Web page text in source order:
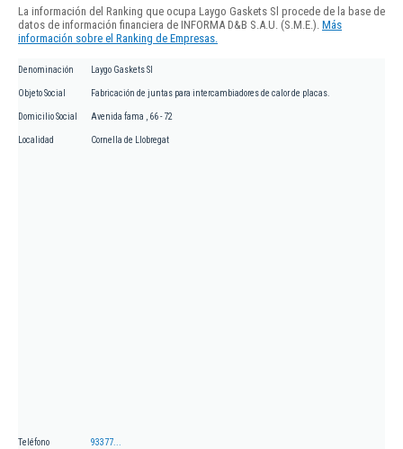
La información del Ranking que ocupa Laygo Gaskets Sl procede de la base de
datos de información financiera de INFORMA D&B S.A.U. (S.M.E.). Más
información sobre el Ranking de Empresas.
Denominación Laygo Gaskets Sl
Objeto Social Fabricación de juntas para intercambiadores de calor de placas.
Domicilio Social Avenida fama , 66 - 72
Localidad Cornella de Llobregat
Teléfono 93377...